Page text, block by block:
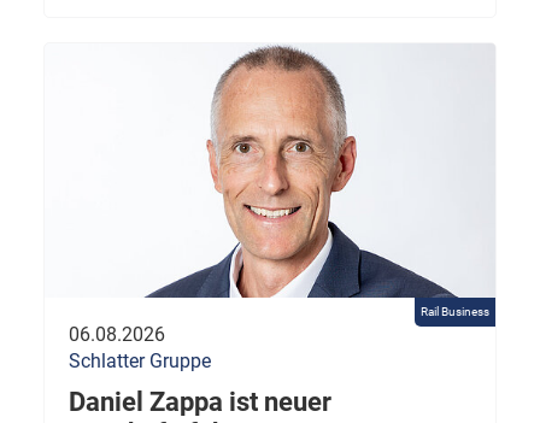
Rail Business
06.08.2026
Schlatter Gruppe
Daniel Zappa ist neuer